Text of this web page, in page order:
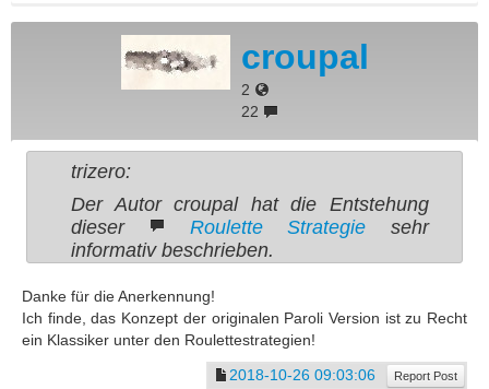
croupal
2
22
trizero:
Der Autor croupal hat die Entstehung
dieser
Roulette Strategie sehr
informativ beschrieben.
Danke für die Anerkennung!
Ich finde, das Konzept der originalen Paroli Version ist zu Recht
ein Klassiker unter den Roulettestrategien!
2018-10-26 09:03:06
Report Post